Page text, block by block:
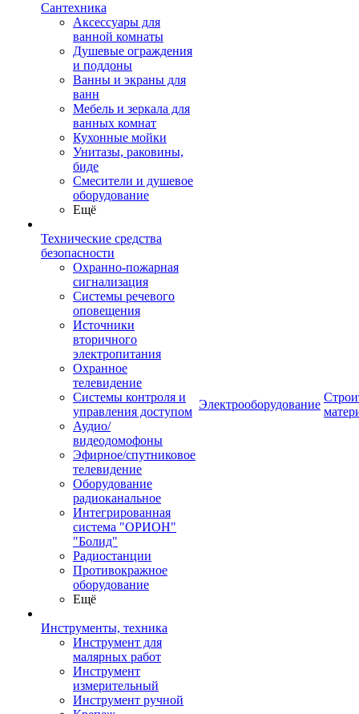
Сантехника
Аксессуары для
ванной комнаты
Душевые ограждения
и поддоны
Ванны и экраны для
ванн
Мебель и зеркала для
ванных комнат
Кухонные мойки
Унитазы, раковины,
биде
Смесители и душевое
оборудование
Ещё
Технические средства
безопасности
Охранно-пожарная
сигнализация
Системы речевого
оповещения
Источники
вторичного
электропитания
Охранное
телевидение
Системы контроля и
управления доступом
Аудио/
видеодомофоны
Эфирное/спутниковое
телевидение
Оборудование
радиоканальное
Интегрированная
система "ОРИОН"
"Болид"
Радиостанции
Противокражное
оборудование
Ещё
Инструменты, техника
Инструмент для
малярных работ
Инструмент
измерительный
Инструмент ручной
Электрооборудование